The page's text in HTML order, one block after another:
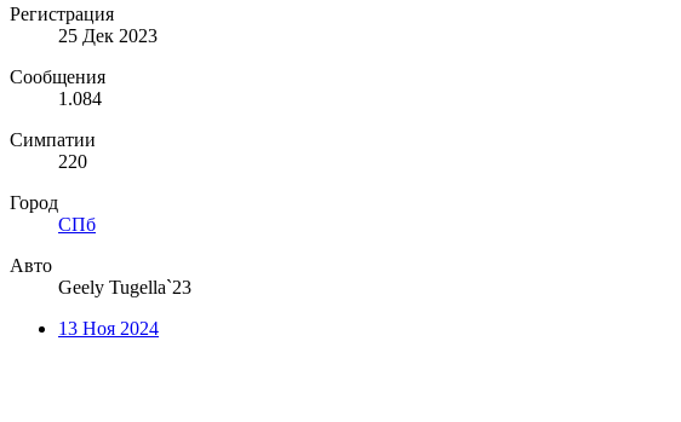
Регистрация
25 Дек 2023
Сообщения
1.084
Симпатии
220
Город
СПб
Авто
Geely Tugella`23
13 Ноя 2024